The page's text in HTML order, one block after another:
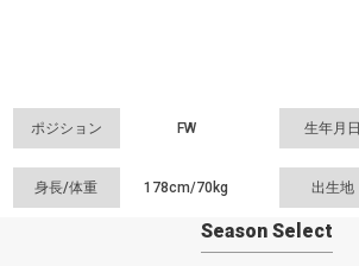
ポジション FW 生年月日
身長/体重 178cm/70kg 出生地
Season Select